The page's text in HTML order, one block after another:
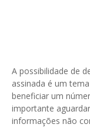
A possibilidade de
assinada é um
beneficiar um
importante
informações não